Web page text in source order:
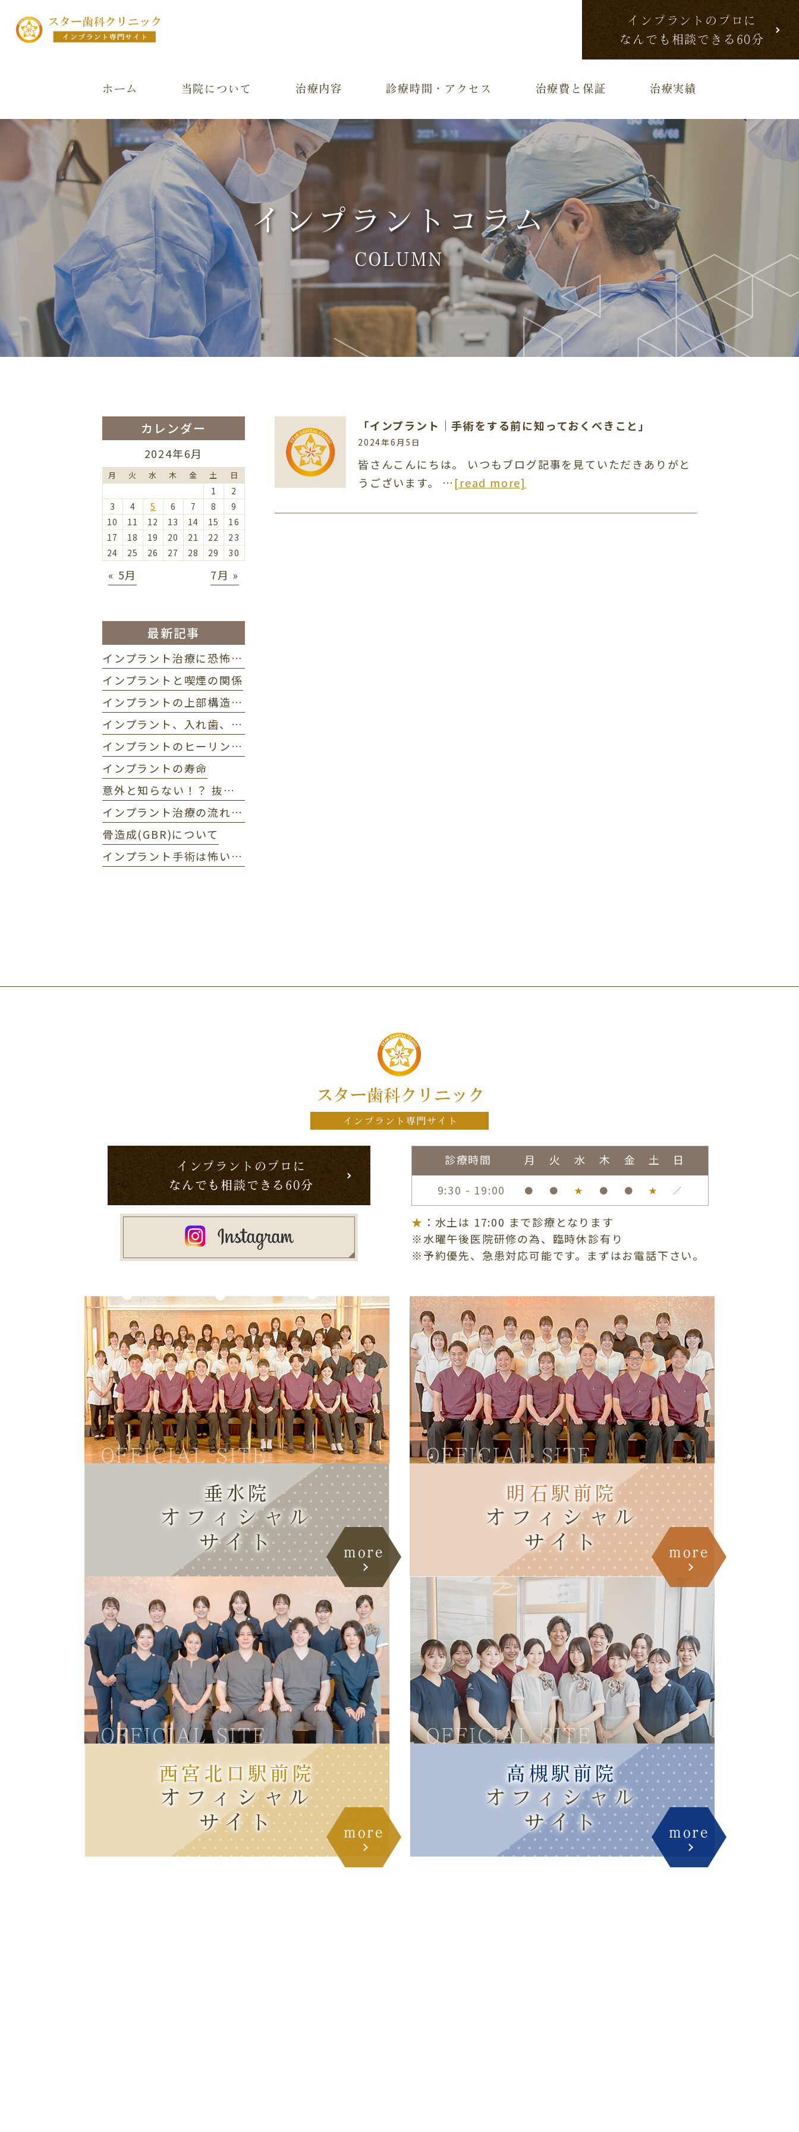
ホーム 当院について 治療内容 診療時間・アクセス 治療費と保証 治療実績
インプラントのプロに
なんでも相談できる60分
インプラントコラム
COLUMN
「インプラント｜手術をする前に知っておくべきこと」
2024年6月5日
皆さんこんにちは。 いつもブログ記事を見ていただきありがと
うございます。 … [read more]
カレンダー
2024年6月
月 火 水 木 金 土 日
1
2
3
4 5 6 7 8
9
10
11 12 13 14 15
16
17
18 19 20 21 22
23
24
25 26 27 28 29 30
« 5月 7月 »
最新記事
インプラント治療に恐怖心がある方におすすめ 静脈麻酔って？
インプラントと喫煙の関係
インプラントの上部構造とは
インプラント、入れ歯、ブリッジの違い
インプラントのヒーリングアバットメントについて
インプラントの寿命
意外と知らない！？ 抜歯即時インプラント治療のメリット・デメリット
インプラント治療の流れ・期間の目安
骨造成(GBR)について
インプラント手術は怖い？ 不安を解消
インプラントのプロに
なんでも相談できる60分
診療時間 月 火 水 木 金 土
日
9:30 - 19:00
● ● ★ ● ● ★ ／
★ ：水土は 17:00 まで診療となります
※水曜午後医院研修の為、臨時休診有り
※予約優先、急患対応可能です。まずはお電話下さい。
OFFICIAL SITE
垂水院
オフィシャル
サイト
more
OFFICIAL SITE
明石駅前院
オフィシャル
サイト
more
OFFICIAL SITE
西宮北口駅前院
オフィシャル
サイト
more
OFFICIAL SITE
高槻駅前院
オフィシャル
サイト
more